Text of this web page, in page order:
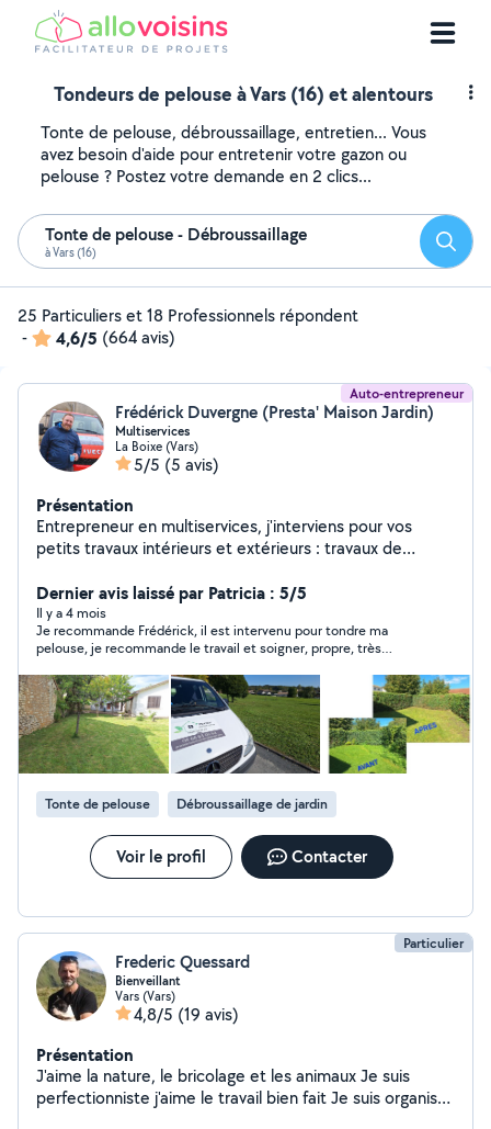
Tondeurs de pelouse à Vars (16) et alentours
Tonte de pelouse, débroussaillage, entretien... Vous
avez besoin d'aide pour entretenir votre gazon ou
pelouse ? Postez votre demande en 2 clics...
Tonte de pelouse - Débroussaillage
à Vars (16)
25 Particuliers et 18 Professionnels répondent
-
4,6/5 (664 avis)
Auto-entrepreneur
Frédérick Duvergne (Presta' Maison Jardin)
Multiservices
La Boixe (Vars)
5/5 (5 avis)
Présentation
Entrepreneur en multiservices, j'interviens pour vos
petits travaux intérieurs et extérieurs : travaux de
aménagement, clôture, ... Professionnel déclaré, je
m'engage à fournir un travail soigné, ponctuel et réalisé
dans le respect des règles et des délais annoncés.
Certaines prestations sont éligibles au crédit d'impôt
Services à la Personne (50%), selon la réglementation
en vigueur. Devis clair et gratuit. Intervention rapide.
Dernier avis laissé par Patricia : 5/5
Il y a 4 mois
Je recommande Frédérick, il est intervenu pour tondre ma
pelouse, je recommande le travail et soigner, propre, très
l’appellerai pour mes prochaines prestations !
Tonte de pelouse Débroussaillage de jardin
Voir le profil Contacter
Particulier
Frederic Quessard
Bienveillant
Vars (Vars)
4,8/5 (19 avis)
Présentation
J'aime la nature, le bricolage et les animaux Je suis
perfectionniste j'aime le travail bien fait Je suis organisé